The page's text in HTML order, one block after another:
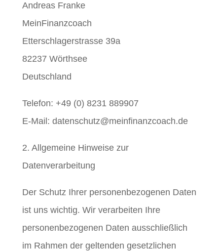
Andreas Franke
MeinFinanzcoach
Etterschlagerstrasse 39a
82237 Wörthsee
Deutschland
Telefon: +49 (0) 8231 889907
E-Mail: datenschutz@meinfinanzcoach.de
2. Allgemeine Hinweise zur
Datenverarbeitung
Der Schutz Ihrer personenbezogenen Daten
ist uns wichtig. Wir verarbeiten Ihre
personenbezogenen Daten ausschließlich
im Rahmen der geltenden gesetzlichen